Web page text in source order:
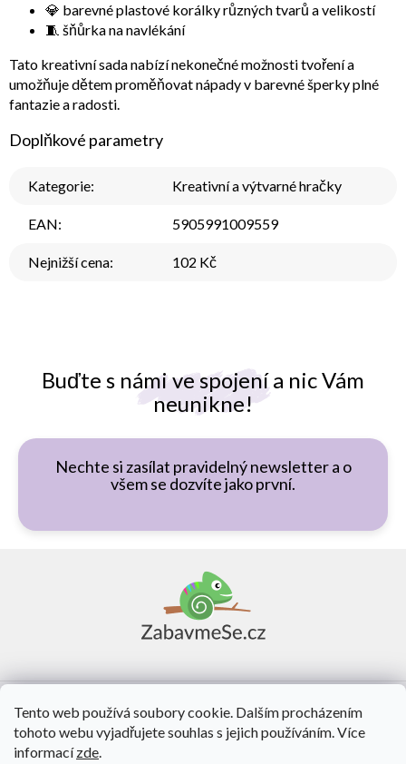
Tento web používá soubory cookie. Dalším procházením
tohoto webu vyjadřujete souhlas s jejich používáním. Více
informacízde.
Buďte s námi ve spojení a nic Vám
neunikne!
Nechte si zasílat pravidelný newsletter a o
všem se dozvíte jako první.
💎 barevné plastové korálky různých tvarů a velikostí
🧵 šňůrka na navlékání
Tato kreativní sada nabízí nekonečné možnosti tvoření a
umožňuje dětem proměňovat nápady v barevné šperky plné
fantazie a radosti.
Doplňkové parametry
Kategorie: Kreativní a výtvarné hračky
EAN: 5905991009559
Nejnižší cena: 102 Kč
O nás